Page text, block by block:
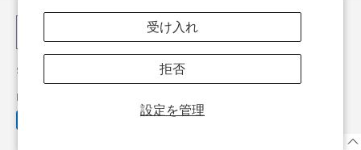
設定を管理
受け入れ
拒否
Shop TABI-JI
Powered by Shopify